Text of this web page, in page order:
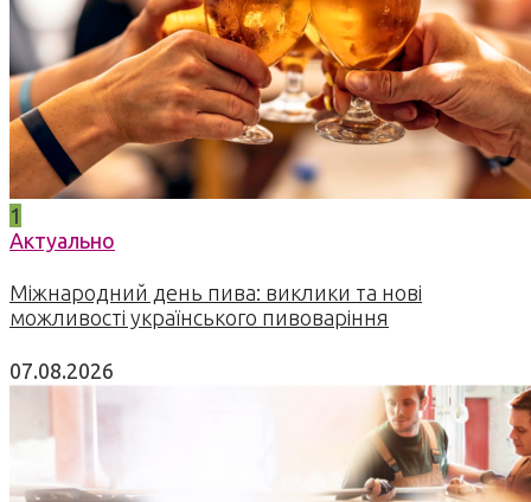
1
Актуально
Міжнародний день пива: виклики та нові
можливості українського пивоваріння
07.08.2026